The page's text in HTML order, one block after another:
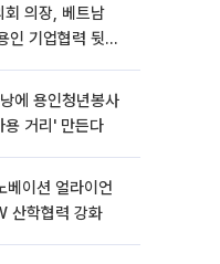
회 의장, 베트남
인 기업협력 뒷받
에 용인청년봉사
거리' 만든다
베이션 얼라이언
산학협력 강화